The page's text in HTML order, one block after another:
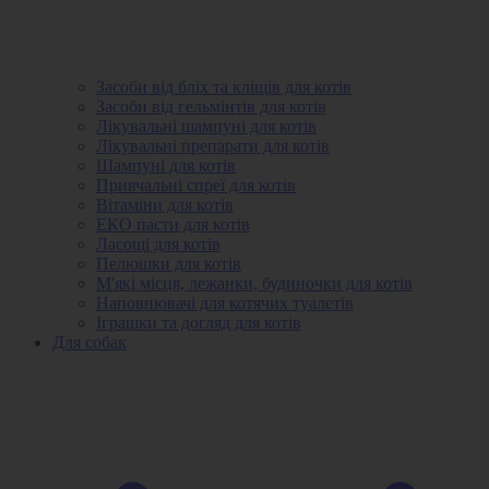
Засоби від бліх та кліщів для котів
Засоби від гельмінтів для котів
Лікувальні шампуні для котів
Лікувальні препарати для котів
Шампуні для котів
Привчальні спреї для котів
Вітаміни для котів
ЕКО пасти для котів
Ласощі для котів
Пелюшки для котів
М'які місця, лежанки, будиночки для котів
Наповнювачі для котячих туалетів
Іграшки та догляд для котів
Для собак